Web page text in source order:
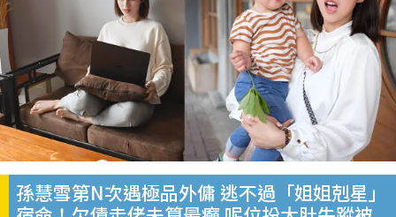
孫慧雪第N次遇極品外傭 逃不過「姐姐剋星」